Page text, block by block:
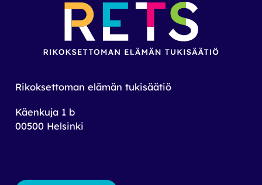
Rikoksettoman elämän tukisäätiö
Käenkuja 1 b
00500 Helsinki